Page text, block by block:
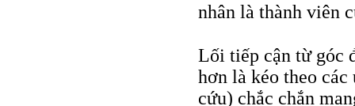
nhân là thành viên
Lối tiếp cận từ góc
hơn là kéo theo
cứu) chắc chắn